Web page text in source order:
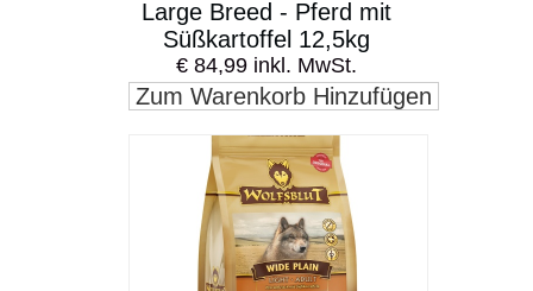
Large Breed - Pferd mit
Süßkartoffel 12,5kg
€ 84,99 inkl. MwSt.
Zum Warenkorb Hinzufügen